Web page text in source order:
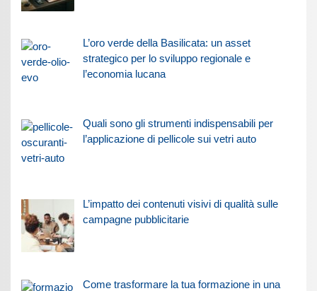
L’oro verde della Basilicata: un asset
strategico per lo sviluppo regionale e
l’economia lucana
Quali sono gli strumenti indispensabili per
l’applicazione di pellicole sui vetri auto
L’impatto dei contenuti visivi di qualità sulle
campagne pubblicitarie
Come trasformare la tua formazione in una